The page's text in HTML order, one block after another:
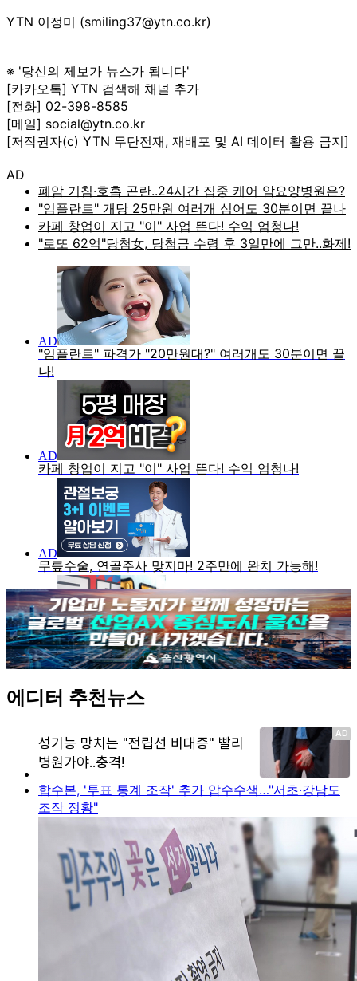
YTN 이정미 (smiling37@ytn.co.kr)
※ '당신의 제보가 뉴스가 됩니다'
[카카오톡] YTN 검색해 채널 추가
[전화] 02-398-8585
[메일] social@ytn.co.kr
[저작권자(c) YTN 무단전재, 재배포 및 AI 데이터 활용 금지]
AD
에디터 추천뉴스
합수본, '투표 통계 조작' 추가 압수수색…"서초·강남도
조작 정황"